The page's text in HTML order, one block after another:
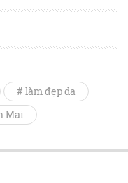
# làm đẹp da
Mai